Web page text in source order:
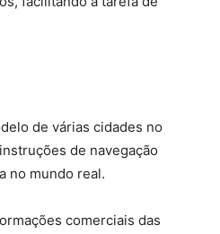
de várias cidades no
de navegação
no mundo real.
comerciais das